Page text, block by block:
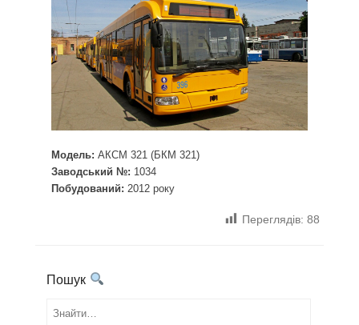
Модель: АКСМ 321 (БКМ 321)
Заводський №: 1034
Побудований: 2012 року
Переглядів: 88
Пошук
Знайти...